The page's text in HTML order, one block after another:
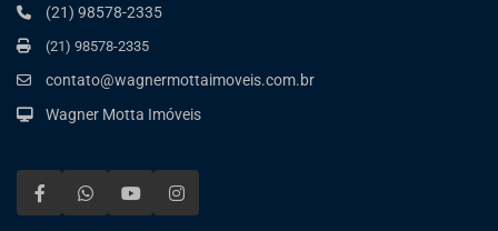
(21) 98578-2335
(21) 98578-2335
contato@wagnermottaimoveis.com.br
Wagner Motta Imóveis